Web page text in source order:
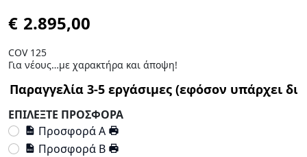
€
COV 125
Για νέους…με χαρακτήρα και άποψη!
ΕΠΙΛΕΞΤΕ ΠΡΟΣΦΟΡΑ
Προσφορά Α
Προσφορά Β